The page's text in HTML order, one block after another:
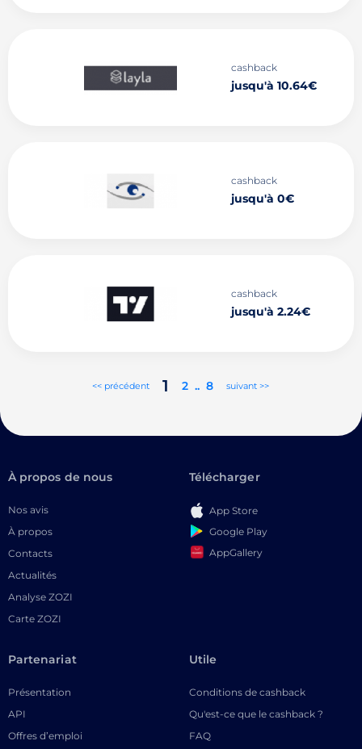
cashback
jusqu'à 10.64€
cashback
jusqu'à 0€
cashback
jusqu'à 2.24€
<< précédent 1 2 .. 8 suivant >>
À propos de nous
Nos avis
À propos
Contacts
Actualités
Analyse ZOZI
Carte ZOZI
Télécharger
App Store
Google Play
AppGallery
Partenariat
Présentation
API
Offres d’emploi
Utile
Conditions de cashback
Qu'est-ce que le cashback ?
FAQ